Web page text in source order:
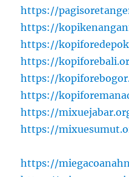
https://
https://
https://
https://
https://
https://
https://
https://
https://